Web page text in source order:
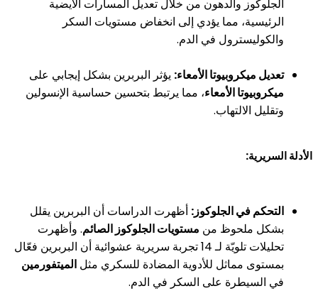
الجلوكوز والدهون من خلال تعديل المسارات الأيضية
الرئيسية، مما يؤدي إلى انخفاض مستويات السكر
والكوليسترول في الدم.
تعديل ميكروبيوتا الأمعاء: يؤثر البربرين بشكل إيجابي على
ميكروبيوتا الأمعاء، مما يرتبط بتحسين حساسية الإنسولين
وتقليل الالتهاب.
الأدلة السريرية:
التحكم في الجلوكوز: أظهرت الدراسات أن البربرين يقلل
بشكل ملحوظ من مستويات الجلوكوز الصائم. وأظهرت
تحليلات تلويّة لـ 14 تجربة سريرية عشوائية أن البربرين فعّال
بمستوى مماثل للأدوية المضادة للسكري مثل الميتفورمين
في السيطرة على السكر في الدم.